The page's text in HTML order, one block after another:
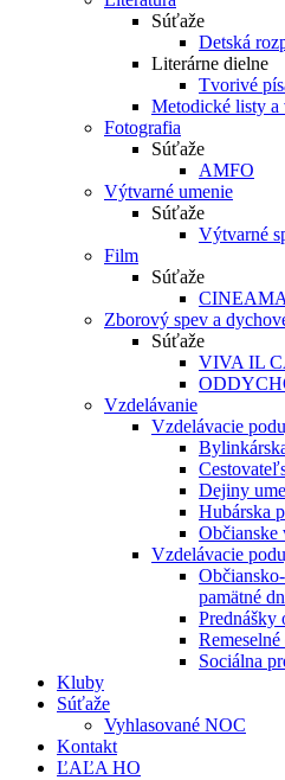
Súťaže
Detská
Literárne dielne
Tvorivé
Metodické listy a
Fotografia
Súťaže
AMFO
Výtvarné umenie
Súťaže
Výtvarné
Film
Súťaže
CINEAMA
Zborový spev a
Súťaže
VIVA IL
Vzdelávanie
Vzdelávacie
Dejiny
Hubárska
Občianske
Vzdelávacie
pamätné
Prednášky
Sociálna
Kluby
Súťaže
Vyhlasované NOC
Kontakt
ĽAĽA HO